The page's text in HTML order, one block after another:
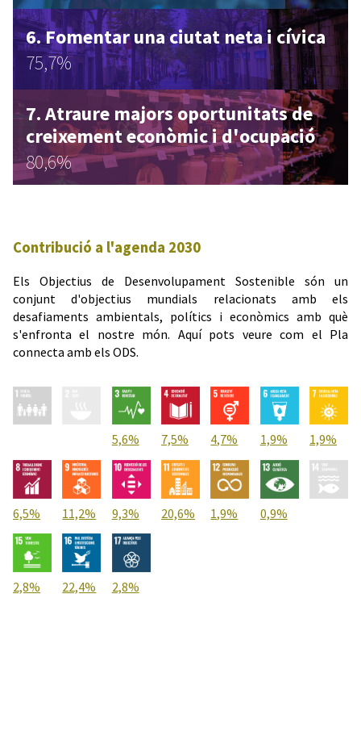
Fomentar una ciutat neta i cívica
75,7%
Atraure majors oportunitats de
creixement econòmic i d'ocupació
80,6%
Contribució a l'agenda 2030
Els Objectius de Desenvolupament Sostenible són un
conjunt d'objectius mundials relacionats amb els
desafiaments ambientals, polítics i econòmics amb què
s'enfronta el nostre món. Aquí pots veure com el Pla
connecta amb els ODS.
5,6% 7,5% 4,7% 1,9% 1,9%
6,5% 11,2% 9,3% 20,6% 1,9% 0,9%
2,8% 22,4% 2,8%